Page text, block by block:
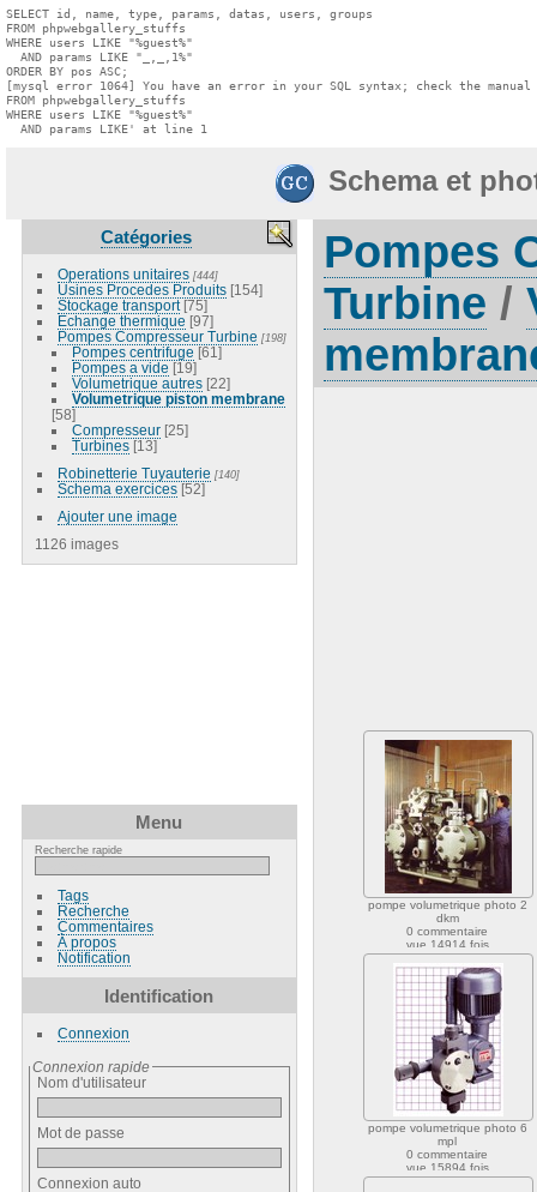
SELECT id, name, type, params, datas, users, groups
FROM phpwebgallery_stuffs
WHERE users LIKE "%guest%"
  AND params LIKE "_,_,1%"
ORDER BY pos ASC;
[mysql error 1064] You have an error in your SQL syntax; check the
FROM phpwebgallery_stuffs
WHERE users LIKE "%guest%"
  AND params LIKE' at line 1
Schema et
Catégories
Operations unitaires [444]
Usines Procedes Produits [154]
Stockage transport [75]
Echange thermique [97]
Pompes Compresseur Turbine [198]
Pompes centrifuge [61]
Pompes a vide [19]
Volumetrique autres [22]
Volumetrique piston membrane
[58]
Compresseur [25]
Turbines [13]
Robinetterie Tuyauterie [140]
Schema exercices [52]
Ajouter une image
1126 images
Menu
Recherche rapide
Tags
Recherche
Commentaires
À propos
Notification
Identification
Connexion
Connexion rapide
Nom d'utilisateur
Mot de passe
Connexion auto
Pompes
Turbine /
pompe volumetrique photo 2
dkm
0 commentaire
vue 14914 fois
pompe volumetrique photo 6
mpl
0 commentaire
vue 15894 fois